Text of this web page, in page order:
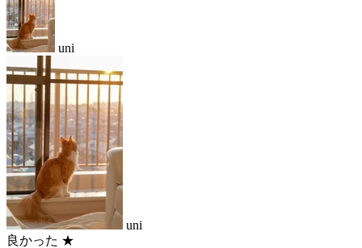
uni
uni
良かった ★